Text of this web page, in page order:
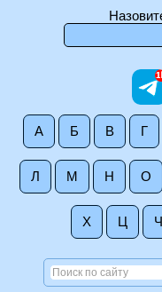
А Б В Г
Л М Н О
Х Ц Ч